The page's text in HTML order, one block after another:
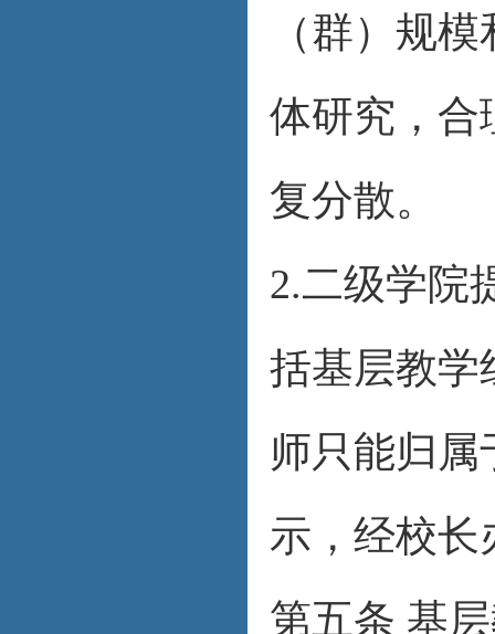
（群）规
体研究，合
复分散。
2.二级学院
括基层教学
师只能归
示，经校长
第五条 基